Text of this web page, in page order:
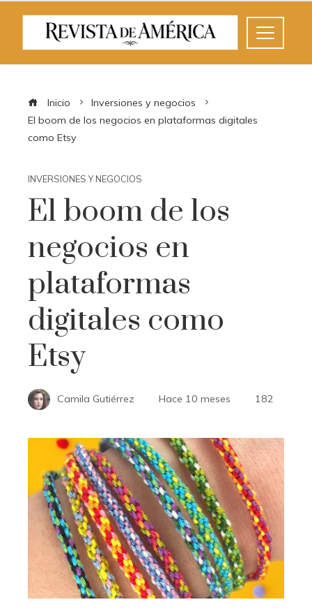
Inicio
Inversiones y negocios
El boom de los negocios en plataformas digitales
como Etsy
INVERSIONES Y NEGOCIOS
El boom de los
negocios en
plataformas
digitales como
Etsy
Camila Gutiérrez Hace 10 meses 182